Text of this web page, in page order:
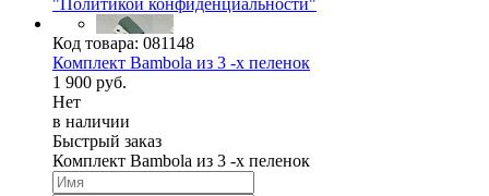
"Политикой конфиденциальности"
Код товара: 081148
Комплект Bambola из 3 -х пеленок
1 900 руб.
Нет
в наличии
Быстрый заказ
Комплект Bambola из 3 -х пеленок